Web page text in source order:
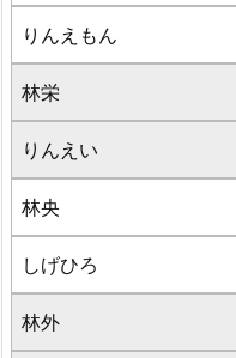
りんえもん
林栄
りんえい
林央
しげひろ
林外